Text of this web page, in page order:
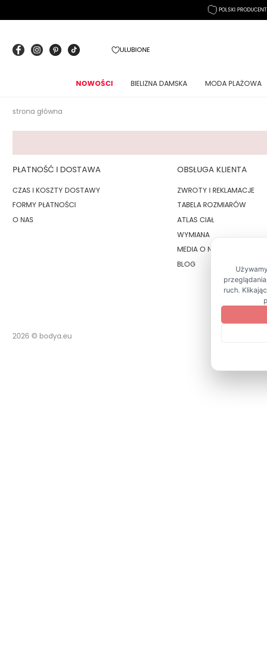
POLSKI PRODUCENT
ULUBIONE
NOWOŚCI BIELIZNA DAMSKA MODA PLAŻOWA
strona główna
PŁATNOŚĆ I DOSTAWA
CZAS I KOSZTY DOSTAWY
FORMY PŁATNOŚCI
O NAS
OBSŁUGA KLIENTA
ZWROTY I REKLAMACJE
TABELA ROZMIARÓW
ATLAS CIAŁ
WYMIANA
MEDIA O NAS
BLOG
2026 © bodya.eu